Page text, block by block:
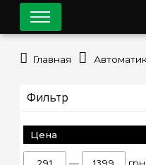
Фильтр
Цена
Главная